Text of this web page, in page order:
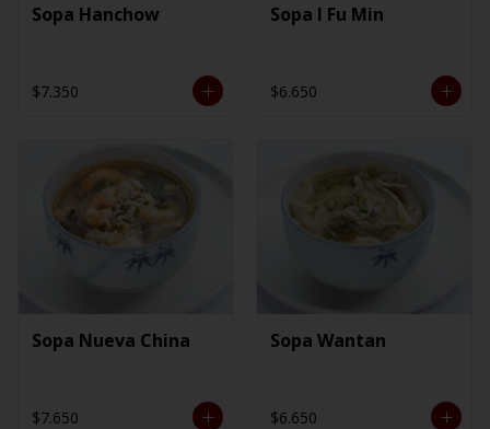
Sopa Hanchow
$7.350
Sopa I Fu Min
$6.650
Sopa Nueva China
$7.650
Sopa Wantan
$6.650